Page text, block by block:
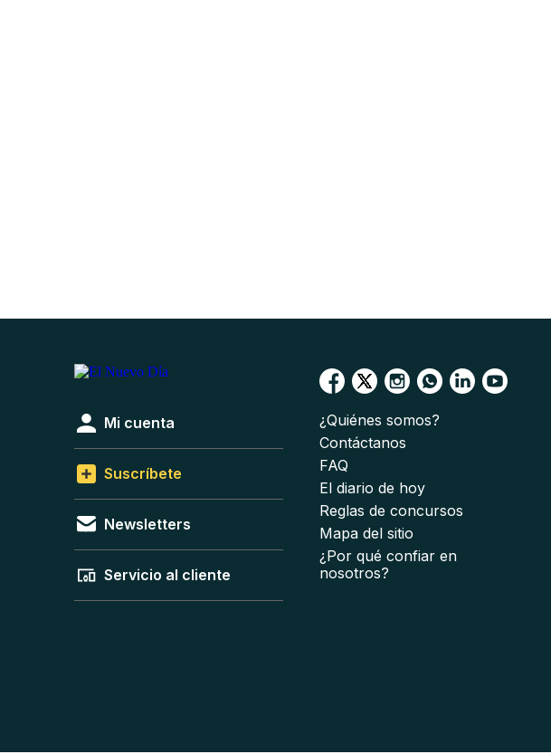
Mi cuenta
Suscríbete
Newsletters
Servicio al cliente
¿Quiénes somos?
Contáctanos
FAQ
El diario de hoy
Reglas de concursos
Mapa del sitio
¿Por qué confiar en
nosotros?